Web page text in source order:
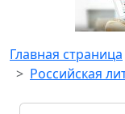
Главная страница
Российская